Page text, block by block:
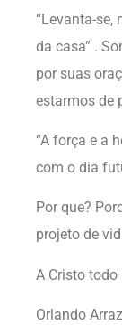
“Levanta-se,
da casa” .
por suas
estarmos de
“A força e a
com o dia
Por que?
projeto de
A Cristo
Orlando